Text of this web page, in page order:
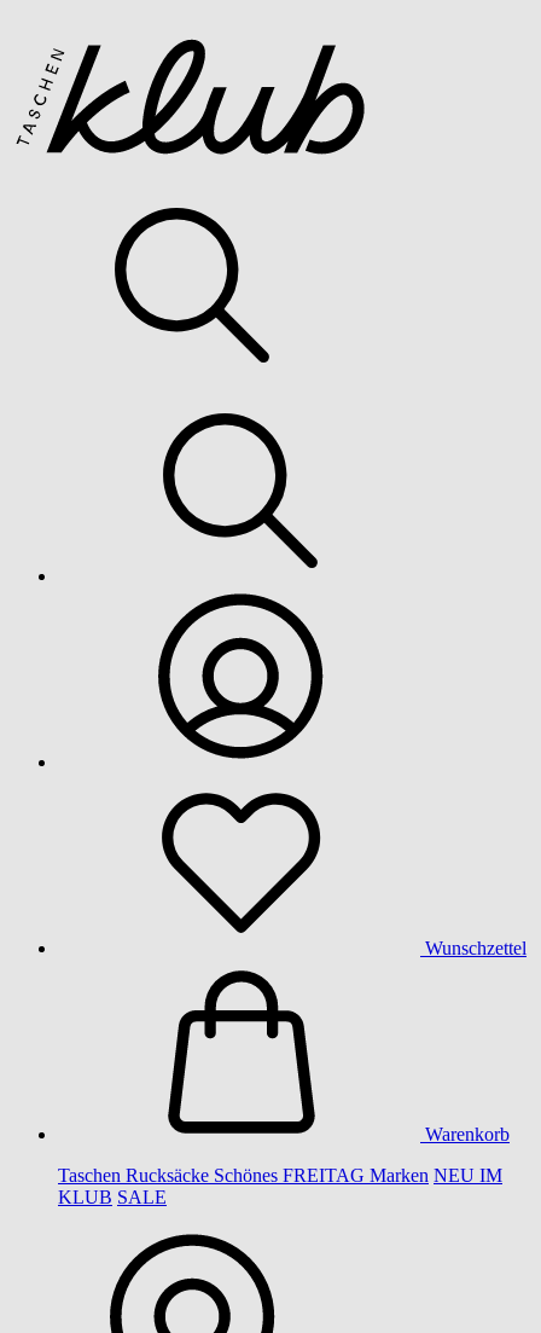
Wunschzettel
Warenkorb
Taschen Rucksäcke Schönes FREITAG Marken NEU IM
KLUB SALE